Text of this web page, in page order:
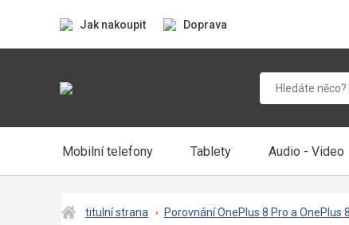
Jak nakoupit Doprava
Mobilní telefony Tablety Audio - Video
titulní strana Porovnání OnePlus 8 Pro a OnePlus 8